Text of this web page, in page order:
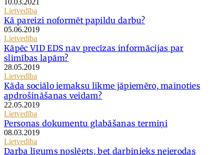
10.03.2021
Lietvedība
Kā pareizi noformēt papildu darbu?
05.06.2019
Lietvedība
Kāpēc VID EDS nav precīzas informācijas par
slimības lapām?
28.05.2019
Lietvedība
Kāda sociālo iemaksu likme jāpiemēro, mainoties
apdrošināšanas veidam?
22.05.2019
Lietvedība
Personas dokumentu glabāšanas termiņi
08.03.2019
Lietvedība
Darba līgums noslēgts, bet darbinieks neierodas